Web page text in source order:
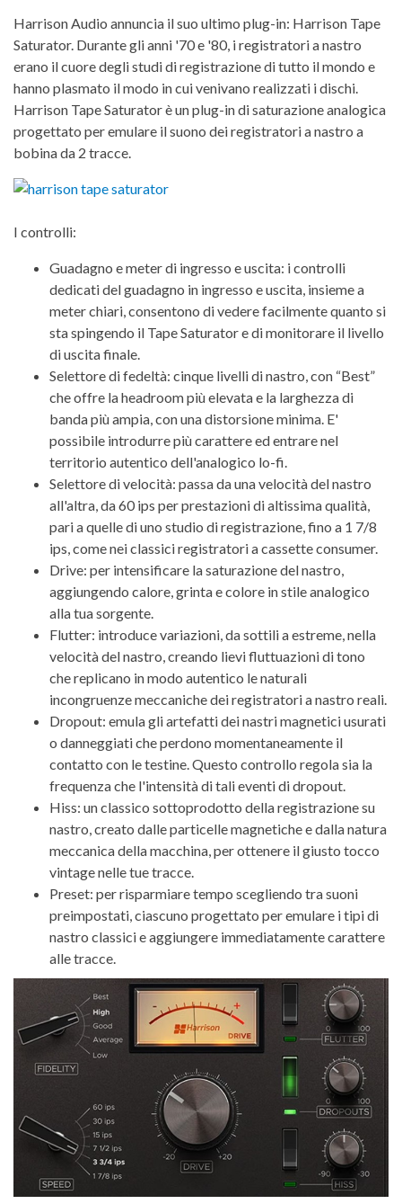
Harrison Audio annuncia il suo ultimo plug-in: Harrison Tape
Saturator. Durante gli anni '70 e '80, i registratori a nastro
erano il cuore degli studi di registrazione di tutto il mondo e
hanno plasmato il modo in cui venivano realizzati i dischi.
Harrison Tape Saturator è un plug-in di saturazione analogica
progettato per emulare il suono dei registratori a nastro a
bobina da 2 tracce.
I controlli:
Guadagno e meter di ingresso e uscita: i controlli
dedicati del guadagno in ingresso e uscita, insieme a
meter chiari, consentono di vedere facilmente quanto si
sta spingendo il Tape Saturator e di monitorare il livello
di uscita finale.
Selettore di fedeltà: cinque livelli di nastro, con “Best”
che offre la headroom più elevata e la larghezza di
banda più ampia, con una distorsione minima. E'
possibile introdurre più carattere ed entrare nel
territorio autentico dell'analogico lo-fi.
Selettore di velocità: passa da una velocità del nastro
all'altra, da 60 ips per prestazioni di altissima qualità,
pari a quelle di uno studio di registrazione, fino a 1 7/8
ips, come nei classici registratori a cassette consumer.
Drive: per intensificare la saturazione del nastro,
aggiungendo calore, grinta e colore in stile analogico
alla tua sorgente.
Flutter: introduce variazioni, da sottili a estreme, nella
velocità del nastro, creando lievi fluttuazioni di tono
che replicano in modo autentico le naturali
incongruenze meccaniche dei registratori a nastro reali.
Dropout: emula gli artefatti dei nastri magnetici usurati
o danneggiati che perdono momentaneamente il
contatto con le testine. Questo controllo regola sia la
frequenza che l'intensità di tali eventi di dropout.
Hiss: un classico sottoprodotto della registrazione su
nastro, creato dalle particelle magnetiche e dalla natura
meccanica della macchina, per ottenere il giusto tocco
vintage nelle tue tracce.
Preset: per risparmiare tempo scegliendo tra suoni
preimpostati, ciascuno progettato per emulare i tipi di
nastro classici e aggiungere immediatamente carattere
alle tracce.